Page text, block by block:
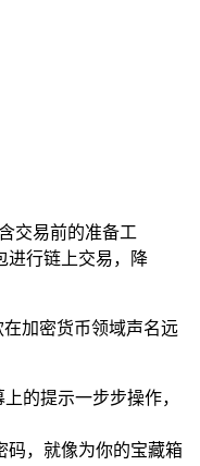
交易前的准备工
进行链上交易，降
加密货币领域声名远
的提示一步步操作，
码，就像为你的宝藏箱